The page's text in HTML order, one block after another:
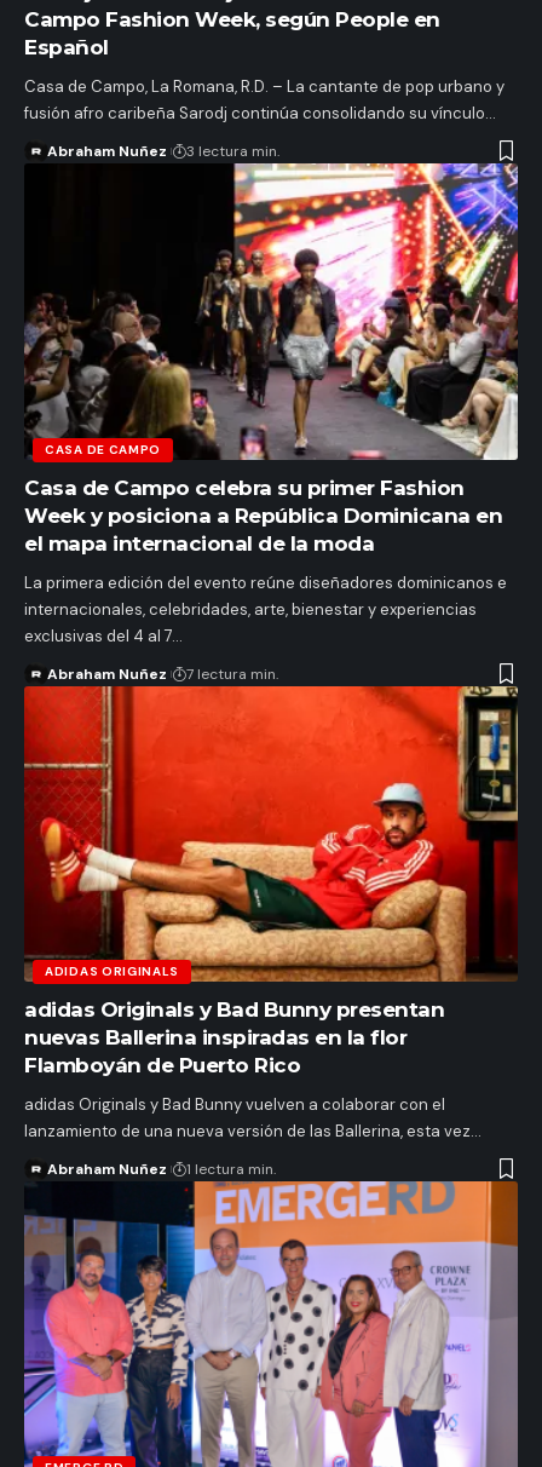
Campo Fashion Week, según People en
Español
Casa de Campo, La Romana, R.D. – La cantante de pop urbano y
fusión afro caribeña Sarodj continúa consolidando su vínculo…
Abraham Nuñez 3 lectura min.
CASA DE CAMPO
Casa de Campo celebra su primer Fashion
Week y posiciona a República Dominicana en
el mapa internacional de la moda
La primera edición del evento reúne diseñadores dominicanos e
internacionales, celebridades, arte, bienestar y experiencias
exclusivas del 4 al 7…
Abraham Nuñez 7 lectura min.
ADIDAS ORIGINALS
adidas Originals y Bad Bunny presentan
nuevas Ballerina inspiradas en la flor
Flamboyán de Puerto Rico
adidas Originals y Bad Bunny vuelven a colaborar con el
lanzamiento de una nueva versión de las Ballerina, esta vez…
Abraham Nuñez 1 lectura min.